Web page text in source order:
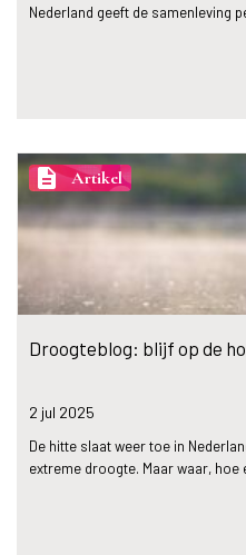
Nederland geeft de samenleving
description Artikel
Droogteblog: blijf op de
2 jul 2025
De hitte slaat weer toe in
extreme droogte. Maar waar, hoe